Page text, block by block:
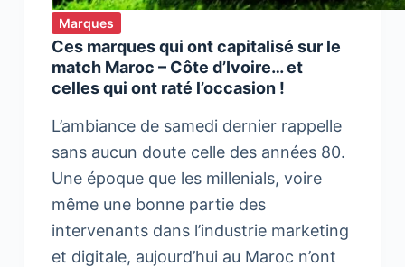
Marques
Ces marques qui ont capitalisé sur le
match Maroc – Côte d’Ivoire… et
celles qui ont raté l’occasion !
L’ambiance de samedi dernier rappelle
sans aucun doute celle des années 80.
Une époque que les millenials, voire
même une bonne partie des
intervenants dans l’industrie marketing
et digitale, aujourd’hui au Maroc n’ont